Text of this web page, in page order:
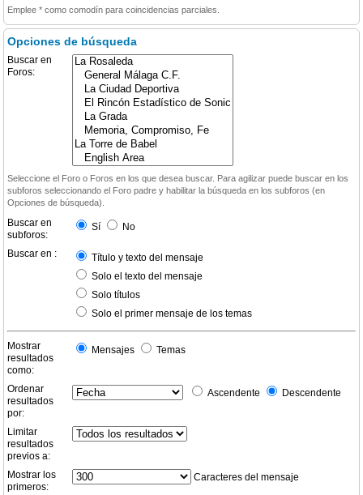
Emplee * como comodín para coincidencias parciales.
Opciones de búsqueda
Buscar en
Foros:
Seleccione el Foro o Foros en los que desea buscar. Para agilizar puede buscar en los
subforos seleccionando el Foro padre y habilitar la búsqueda en los subforos (en
Opciones de búsqueda).
Buscar en
subforos:
Sí No
Buscar en :
Título y texto del mensaje
Solo el texto del mensaje
Solo títulos
Solo el primer mensaje de los temas
Mostrar
resultados
como:
Mensajes Temas
Ordenar
resultados
por:
Ascendente Descendente
Limitar
resultados
previos a:
Mostrar los
primeros:
Caracteres del mensaje